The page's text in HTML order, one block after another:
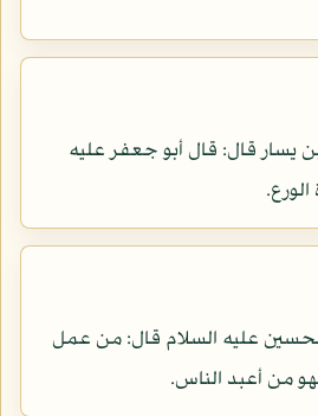
يسار قال: قال أبو جعفر عليه
عليه السلام قال: من عمل
من أعبد الناس.